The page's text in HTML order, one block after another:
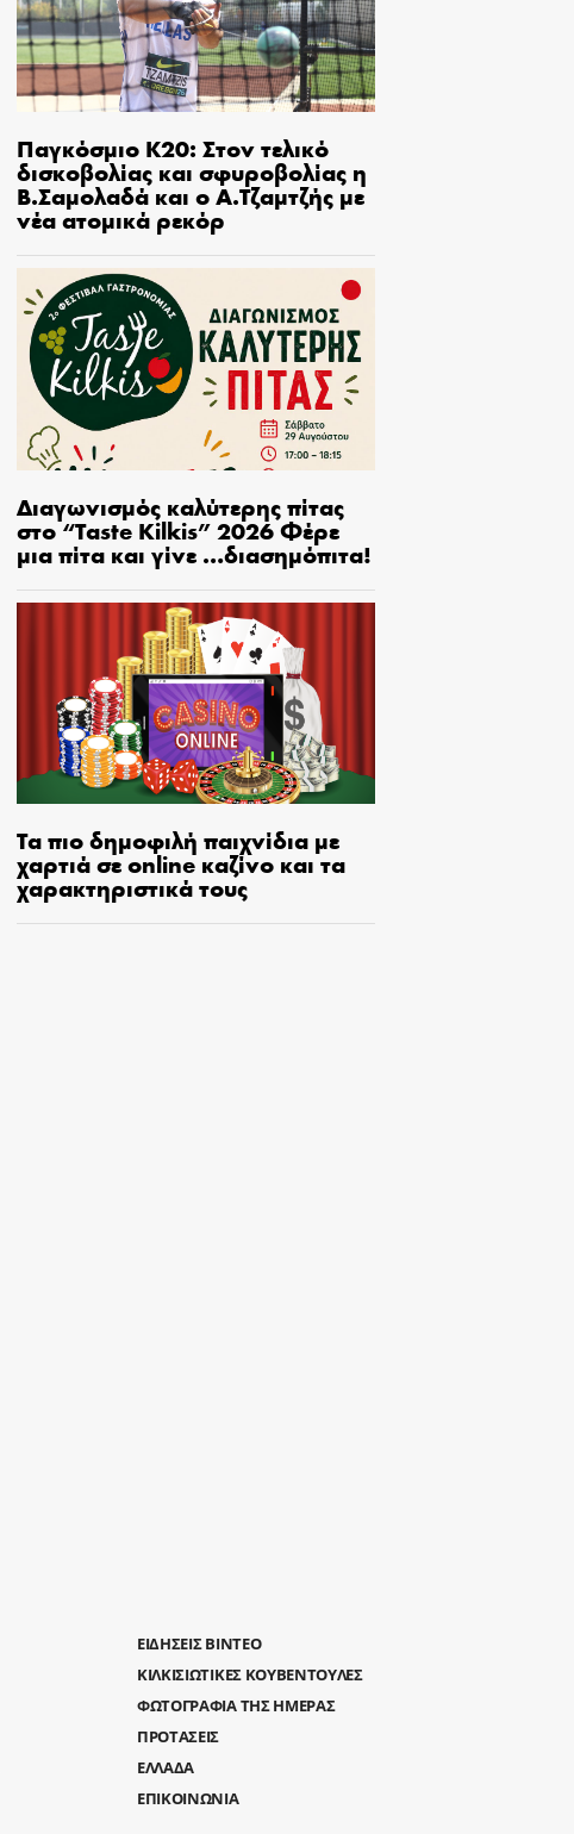
Παγκόσμιο Κ20: Στον τελικό
δισκοβολίας και σφυροβολίας η
Β.Σαμολαδά και ο Α.Τζαμτζής με
νέα ατομικά ρεκόρ
Διαγωνισμός καλύτερης πίτας
στο “Taste Kilkis” 2026 Φέρε
μια πίτα και γίνε …διασημόπιτα!
Τα πιο δημοφιλή παιχνίδια με
χαρτιά σε online καζίνο και τα
χαρακτηριστικά τους
ΕΙΔΗΣΕΙΣ ΒΙΝΤΕΟ
ΚΙΛΚΙΣΙΩΤΙΚΕΣ ΚΟΥΒΕΝΤΟΥΛΕΣ
ΦΩΤΟΓΡΑΦΙΑ ΤΗΣ ΗΜΕΡΑΣ
ΠΡΟΤΑΣΕΙΣ
ΕΛΛΑΔΑ
ΕΠΙΚΟΙΝΩΝΙΑ